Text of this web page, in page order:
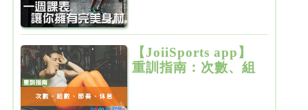
【JoiiSports app】
重訓指南：次數、組